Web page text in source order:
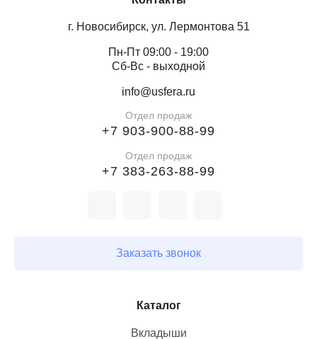
Каталог
г. Новосибирск, ул. Лермонтова 51
Пн-Пт 09:00 - 19:00
Сб-Вс - выходной
info@usfera.ru
Отдел продаж
+7 903-900-88-99
Отдел продаж
+7 383-263-88-99
Заказать звонок